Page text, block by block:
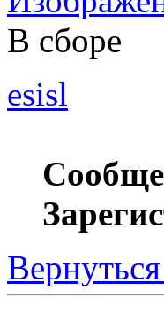
В сборе
esisl